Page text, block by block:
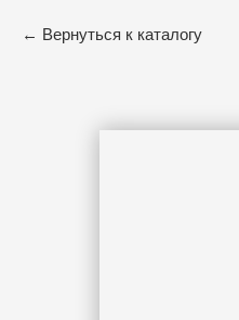
Вернуться к каталогу